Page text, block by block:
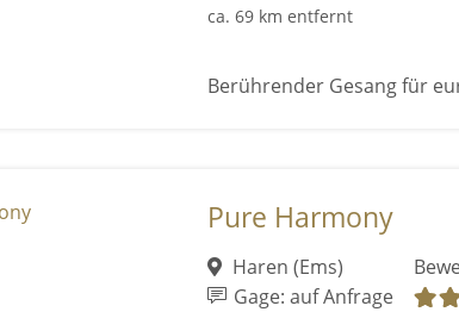
ca. 69 km entfernt
Berührender Gesang für
Pure Harmony
Haren (Ems)
Gage: auf Anfrage